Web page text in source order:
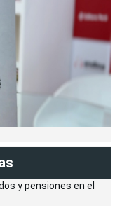
y pensiones en el